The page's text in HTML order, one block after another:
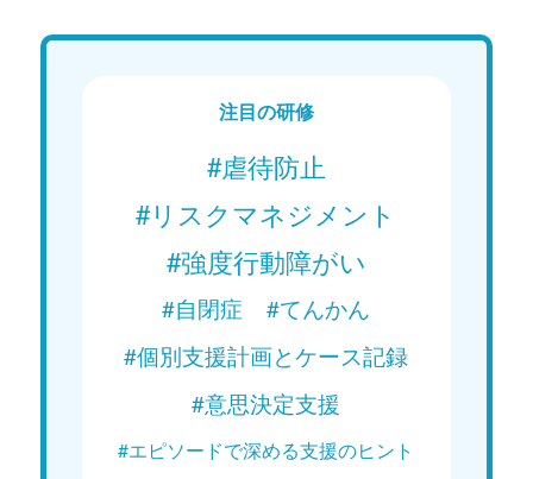
注目の研修
#虐待防止
#リスクマネジメント
#強度行動障がい
#自閉症
#てんかん
#個別支援計画とケース記録
#意思決定支援
#エピソードで深める支援のヒント